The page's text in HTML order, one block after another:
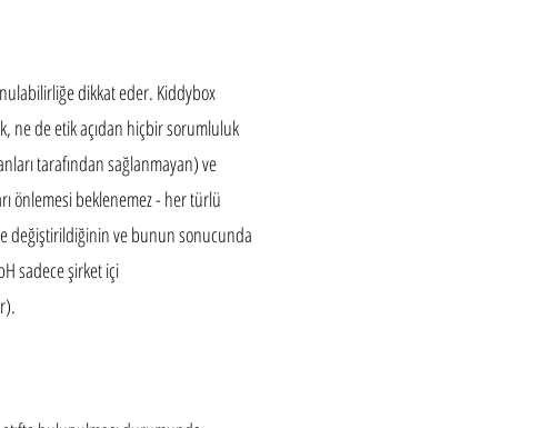
dikkat eder. Kiddybox
ne de etik açıdan hiçbir sorumluluk
tarafından sağlanmayan) ve
önlemesi beklenemez - her türlü
değiştirildiğinin ve bunun sonucunda
sadece şirket içi